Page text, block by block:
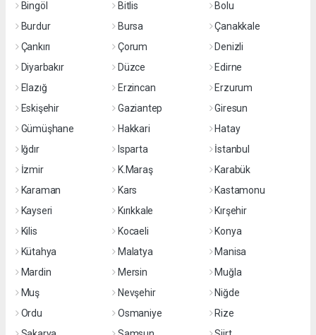
Bingöl
Bitlis
Bolu
Burdur
Bursa
Çanakkale
Çankırı
Çorum
Denizli
Diyarbakır
Düzce
Edirne
Elazığ
Erzincan
Erzurum
Eskişehir
Gaziantep
Giresun
Gümüşhane
Hakkari
Hatay
Iğdır
Isparta
İstanbul
İzmir
K.Maraş
Karabük
Karaman
Kars
Kastamonu
Kayseri
Kırıkkale
Kırşehir
Kilis
Kocaeli
Konya
Kütahya
Malatya
Manisa
Mardin
Mersin
Muğla
Muş
Nevşehir
Niğde
Ordu
Osmaniye
Rize